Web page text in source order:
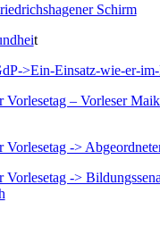
Schirm
t
>Ein-Einsatz-wie-er-
Vorlesetag – Vorleser
Vorlesetag ->
Vorlesetag ->